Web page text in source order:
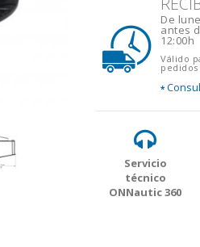
De
antes
12:00h
Válido
pedidos
*
Servicio
técnico
ONNautic 360